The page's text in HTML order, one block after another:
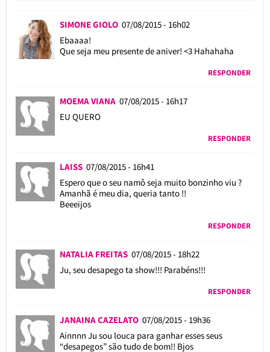
SIMONE GIOLO 07/08/2015 - 16h02
Ebaaaa!
Que seja meu presente de aniver! <3 Hahahaha
RESPONDER
MOEMA VIANA 07/08/2015 - 16h17
EU QUERO
RESPONDER
LAISS 07/08/2015 - 16h41
Espero que o seu namô seja muito bonzinho viu ?
Amanhã é meu dia, queria tanto !!
Beeeijos
RESPONDER
NATALIA FREITAS 07/08/2015 - 18h22
Ju, seu desapego ta show!!! Parabéns!!!
RESPONDER
JANAINA CAZELATO 07/08/2015 - 19h36
Ainnnn Ju sou louca para ganhar esses seus
“desapegos” são tudo de bom!! Bjos